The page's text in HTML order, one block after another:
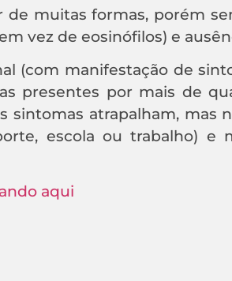
de muitas formas, porém
vez de eosinófilos) e
(com manifestação de
presentes por mais de
sintomas atrapalham, mas
escola ou trabalho) e
aqui